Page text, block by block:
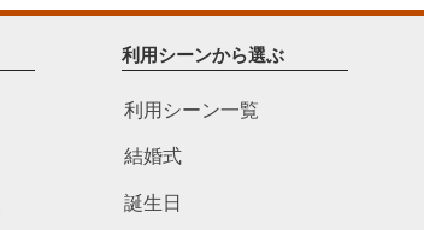
利用シーンから選ぶ
利用シーン一覧
結婚式
誕生日